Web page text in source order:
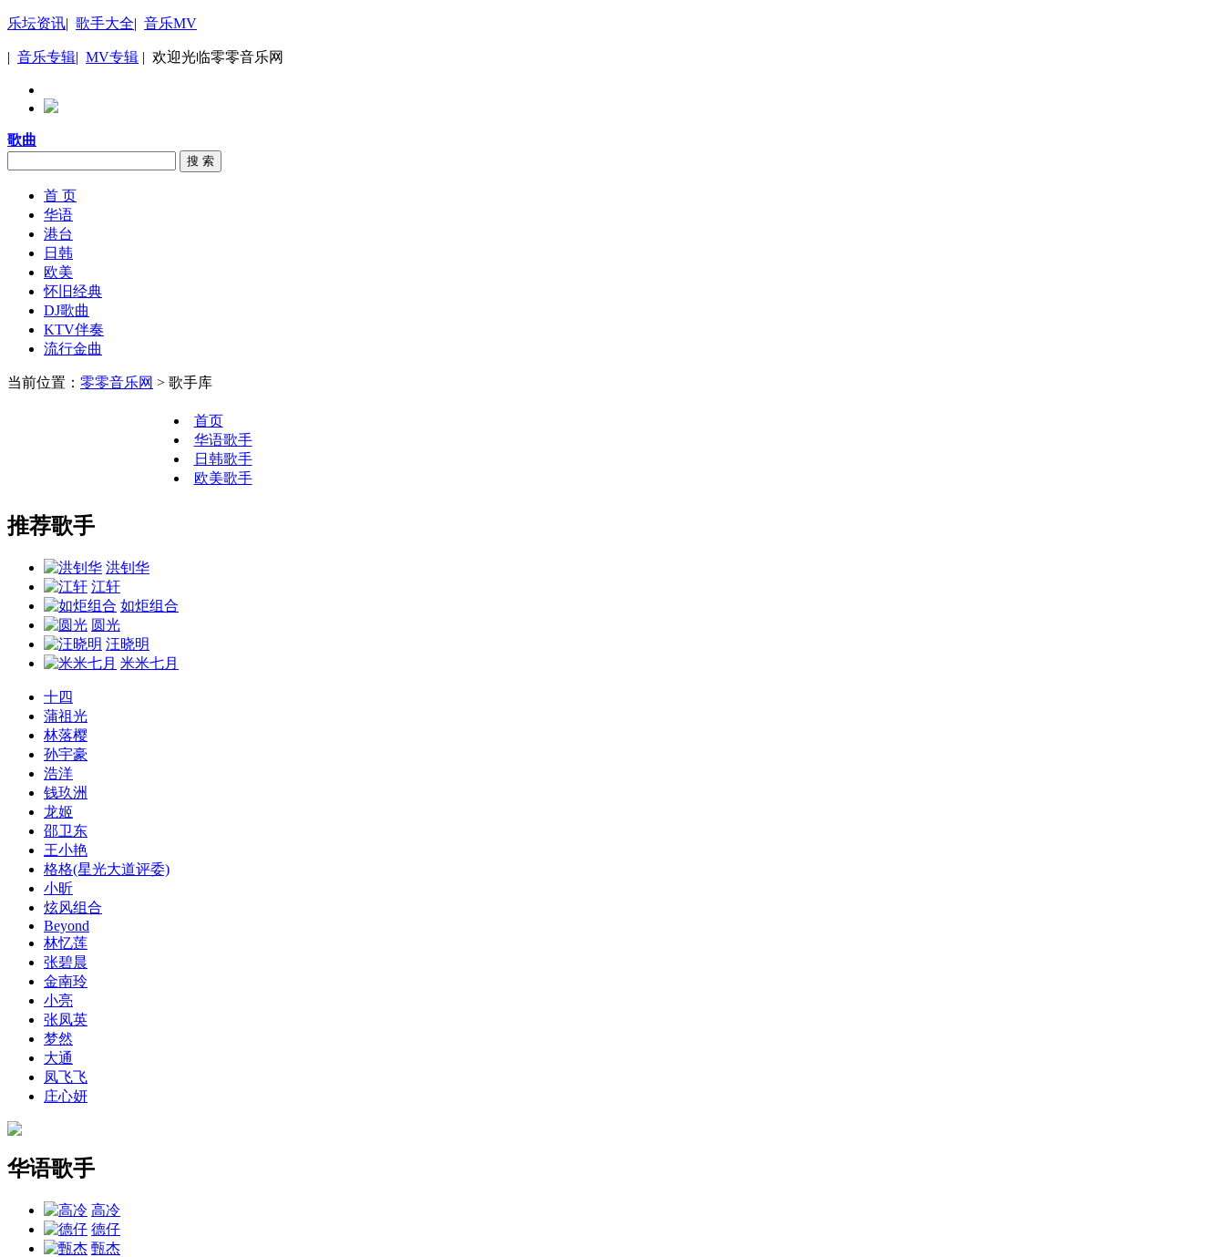
乐坛资讯| 歌手大全| 音乐MV
| 音乐专辑| MV专辑 | 欢迎光临零零音乐网
歌曲
搜 索
首 页
华语
港台
日韩
欧美
怀旧经典
DJ歌曲
KTV伴奏
流行金曲
当前位置： 零零音乐网 > 歌手库
首页
华语歌手
日韩歌手
欧美歌手
推荐歌手
洪钊华
江轩
如炬组合
圆光
汪晓明
米米七月
十四
蒲祖光
林落樱
孙宇豪
浩洋
钱玖洲
龙姬
邵卫东
王小艳
格格(星光大道评委)
小昕
炫风组合
Beyond
林忆莲
张碧晨
金南玲
小亮
张凤英
梦然
大通
凤飞飞
庄心妍
华语歌手
高冷
德仔
甄杰